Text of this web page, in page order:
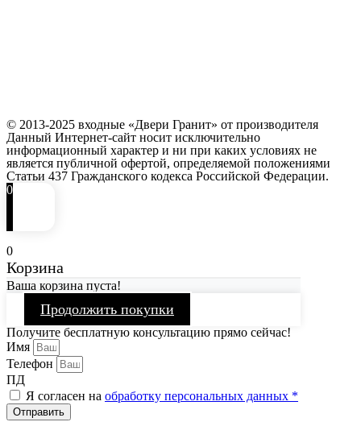
© 2013-2025 входные «Двери Гранит» от производителя
Данный Интернет-сайт носит исключительно
информационный характер и ни при каких условиях не
является публичной офертой, определяемой положениями
Статьи 437 Гражданского кодекса Российской Федерации.
0
0
Корзина
Ваша корзина пуста!
Продолжить покупки
Получите бесплатную консультацию прямо сейчас!
Имя
Телефон
ПД
Я согласен на обработку персональных данных *
Отправить